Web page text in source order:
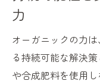
力
オーガニックの力
る持続可能な解決
や合成肥料を使用